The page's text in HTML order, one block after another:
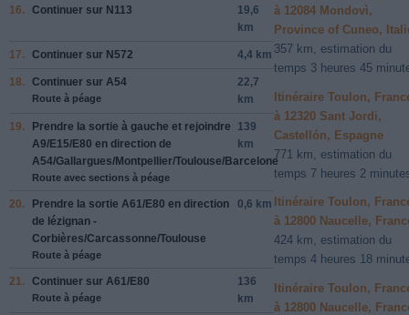
16. Continuer sur N113
19,6
km
17. Continuer sur N572 4,4 km
18. Continuer sur A54
Route à péage
22,7
km
19. Prendre la sortie à gauche et rejoindre
A9/E15/E80 en direction de
A54/Gallargues/Montpellier/Toulouse/Barcelone
Route avec sections à péage
139
km
20. Prendre la sortie A61/E80 en direction
de lézignan -
Corbières/Carcassonne/Toulouse
Route à péage
0,6 km
21. Continuer sur A61/E80
Route à péage
136
km
à 12084 Mondovì,
Province of Cuneo,
357 km, estimation du
temps 3 heures 45
Itinéraire Toulon,
à 12320 Sant Jordi,
Castellón, Espagne
771 km, estimation du
temps 7 heures 2
Itinéraire Toulon,
à 12800 Naucelle,
424 km, estimation du
temps 4 heures 18
Itinéraire Toulon,
à 12800 Naucelle,